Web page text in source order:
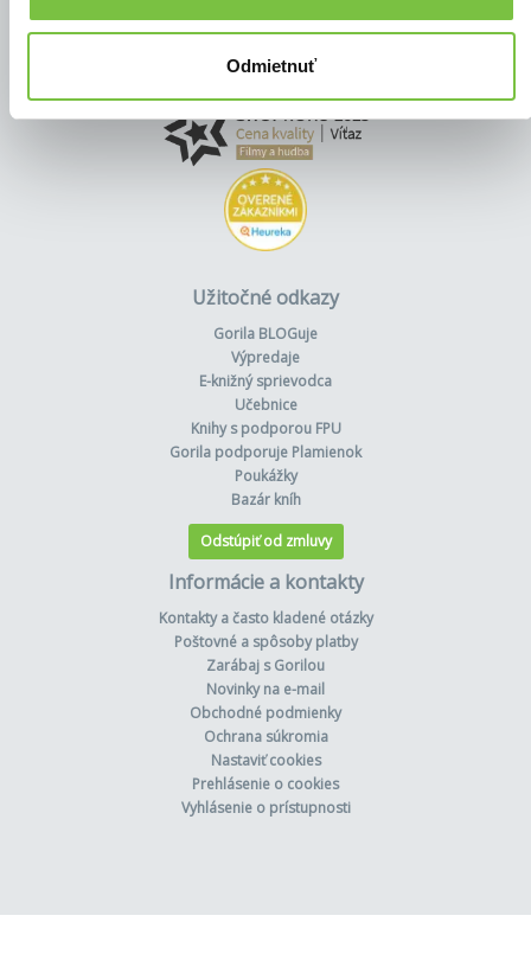
Odmietnuť
Užitočné odkazy
Gorila BLOGuje
Výpredaje
E-knižný sprievodca
Učebnice
Knihy s podporou FPU
Gorila podporuje Plamienok
Poukážky
Bazár kníh
Odstúpiť od zmluvy
Informácie a kontakty
Kontakty a často kladené otázky
Poštovné a spôsoby platby
Zarábaj s Gorilou
Novinky na e-mail
Obchodné podmienky
Ochrana súkromia
Nastaviť cookies
Prehlásenie o cookies
Vyhlásenie o prístupnosti